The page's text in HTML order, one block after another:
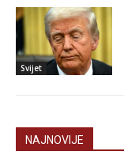
Svijet
NAJNOVIJE